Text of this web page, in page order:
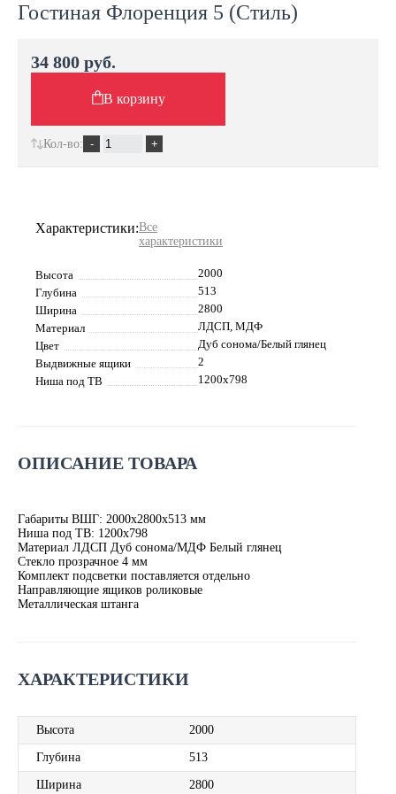
Гостиная Флоренция 5 (Стиль)
Характеристики:Все
характеристики
Высота
2000
Глубина
513
Ширина
2800
Материал
ЛДСП, МДФ
Цвет
Дуб сонома/Белый глянец
Выдвижные ящики
2
Ниша под ТВ
1200х798
ОПИСАНИЕ ТОВАРА
Габариты ВШГ: 2000х2800х513 мм
Ниша под ТВ: 1200х798
Материал ЛДСП Дуб сонома/МДФ Белый глянец
Стекло прозрачное 4 мм
Комплект подсветки поставляется отдельно
Направляющие ящиков роликовые
Металлическая штанга
ХАРАКТЕРИСТИКИ
Высота 2000
Глубина 513
Ширина 2800
34 800 руб.
В корзину
Кол-во: